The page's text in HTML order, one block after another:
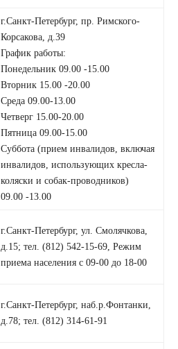
г.Санкт-Петербург, пр. Римского-
Корсакова, д.39
График работы:
Понедельник 09.00 -15.00
Вторник 15.00 -20.00
Среда 09.00-13.00
Четверг 15.00-20.00
Пятница 09.00-15.00
Суббота (прием инвалидов, включая
инвалидов, использующих кресла-
коляски и собак-проводников)
09.00 -13.00
г.Санкт-Петербург, ул. Смолячкова,
д.15; тел. (812) 542-15-69, Режим
приема населения с 09-00 до 18-00
г.Санкт-Петербург, наб.р.Фонтанки,
д.78; тел. (812) 314-61-91